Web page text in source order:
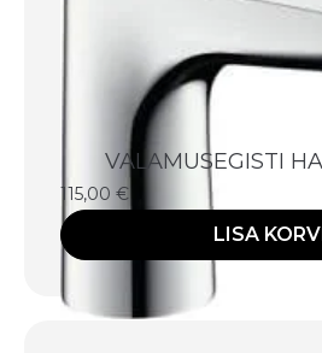
VALAMUSEGISTI
115,00 €
LISA